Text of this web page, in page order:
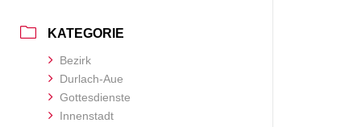
KATEGORIE
Bezirk
Durlach-Aue
Gottesdienste
Innenstadt